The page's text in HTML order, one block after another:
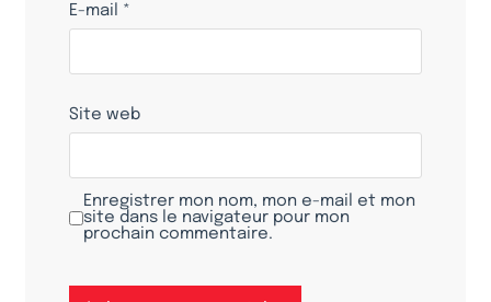
E-mail *
Site web
Enregistrer mon nom, mon e-mail et mon
site dans le navigateur pour mon
prochain commentaire.